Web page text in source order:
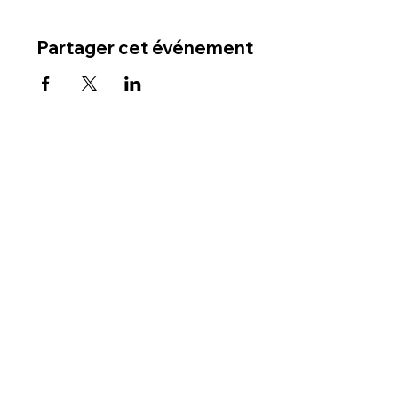
Partager cet événement